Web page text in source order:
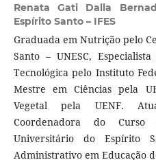
Renata Gati Dalla
Espírito Santo – IFES
Graduada em Nutrição pelo
Santo – UNESC,
Tecnológica pelo Instituto
Mestre em Ciências pela
Vegetal pela UENF.
Coordenadora do
Universitário do Espírito
Administrativo em Educação